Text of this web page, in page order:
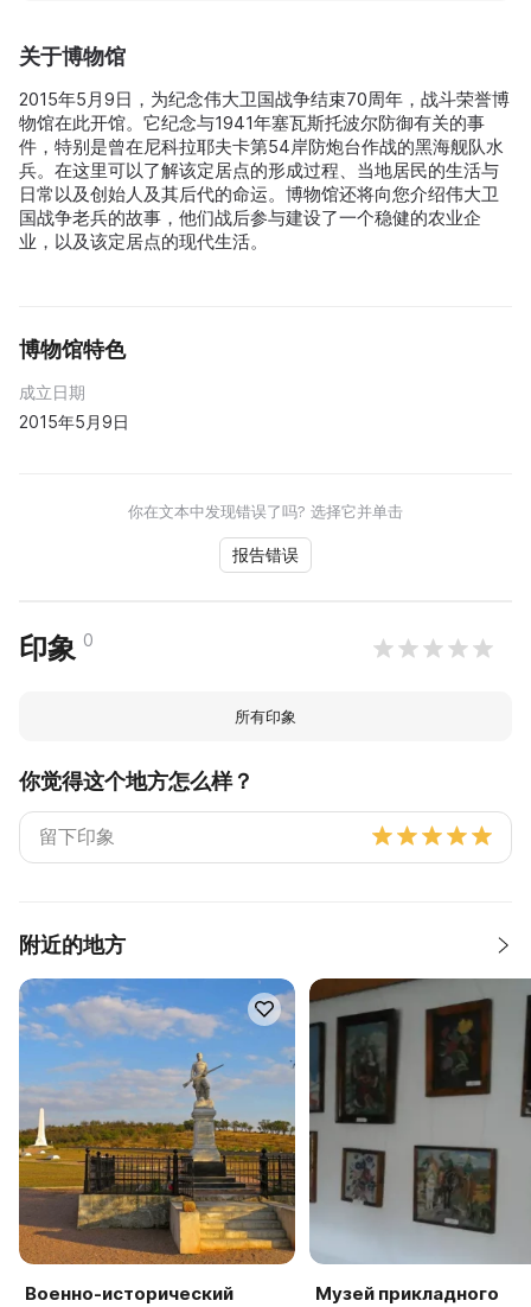
关于博物馆
2015年5月9日，为纪念伟大卫国战争结束70周年，战斗荣誉博
物馆在此开馆。它纪念与1941年塞瓦斯托波尔防御有关的事
件，特别是曾在尼科拉耶夫卡第54岸防炮台作战的黑海舰队水
兵。在这里可以了解该定居点的形成过程、当地居民的生活与
日常以及创始人及其后代的命运。博物馆还将向您介绍伟大卫
国战争老兵的故事，他们战后参与建设了一个稳健的农业企
业，以及该定居点的现代生活。
博物馆特色
成立日期
2015年5月9日
你在文本中发现错误了吗? 选择它并单击
报告错误
印象 0
所有印象
你觉得这个地方怎么样？
附近的地方
Военно-исторический
Музей прикладного